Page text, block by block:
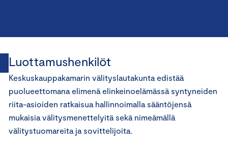
Luottamushenkilöt
Keskuskauppakamarin välityslautakunta edistää
puolueettomana elimenä elinkeinoelämässä syntyneiden
riita-asioiden ratkaisua hallinnoimalla sääntöjensä
mukaisia välitysmenettelyitä sekä nimeämällä
välitystuomareita ja sovittelijoita.